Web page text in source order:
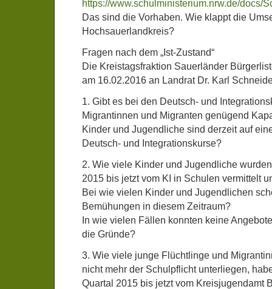
https://www.schulministerium.nrw.de/docs/
Das sind die Vorhaben. Wie klappt die
Hochsauerlandkreis?
Fragen nach dem „Ist-Zustand“
Die Kreistagsfraktion Sauerländer
am 16.02.2016 an Landrat Dr. Karl
1. Gibt es bei den Deutsch- und
Migrantinnen und Migranten genügend
Kinder und Jugendliche sind derzeit auf
Deutsch- und Integrationskurse?
2. Wie viele Kinder und Jugendliche
2015 bis jetzt vom KI in Schulen vermittelt
Bei wie vielen Kinder und Jugendlichen
Bemühungen in diesem Zeitraum?
In wie vielen Fällen konnten keine
die Gründe?
3. Wie viele junge Flüchtlinge und
nicht mehr der Schulpflicht unterliegen,
Quartal 2015 bis jetzt vom Kreisjugendamt